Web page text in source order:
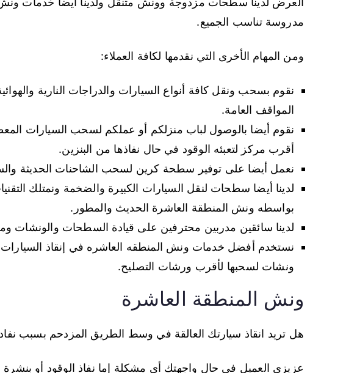
مدروسة تناسب الجميع.
ومن المهام الأخرى التي نقدمها لكافة العملاء:
نقوم بسحب ونقل كافة أنواع السيارات والدراجات النارية
المواقف العامة.
نقوم أيضا بالوصول لباب منزلكم أو عملكم لسحب السيارات
أقرب مركز لتعبئه الوقود في حال نفاذها من البنزين.
نعمل أيضا على توفير سطحة كرين لسحب الشاحنات الحديثة
لدينا أيضا سطحات لنقل السيارات الكبيرة والضخمة ونمتلك
بواسطه ونش المنطقة العاشرة الحديث والمطور.
لدينا سائقين مدربين محترفين على قيادة السطحات والونشات
نستخدم أفضل خدمات ونش المنطقه العاشره في إنقاذ السيارات
ونشات لسحبها لأقرب ورشات التصليح.
ونش المنطقة العاشرة
هل تريد انقاذ سيارتك العالقة في وسط الطريق المزدحم بسبب
عزيزي العميل في حال واجهتك أي مشكلة إما نفاذ الوقود أو